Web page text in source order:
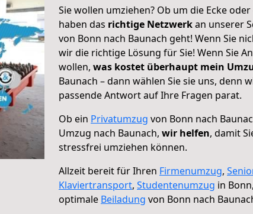
Sie wollen umziehen? Ob um die Ecke
haben das richtige Netzwerkan unserer
von Bonn nach Baunach geht! Wenn Sie
wir die richtige Lösung für Sie! Wenn Sie
wollen, was kostet überhaupt mein
Baunach – dann wählen Sie sie uns, denn
passende Antwort auf Ihre Fragen parat.
Ob ein Privatumzug von Bonn nach
Umzug nach Baunach, wir helfen, damit
stressfrei umziehen können.
Allzeit bereit für Ihren Firmenumzug,
Klaviertransport, Studentenumzug in Bonn,
optimale Beiladung von Bonn nach